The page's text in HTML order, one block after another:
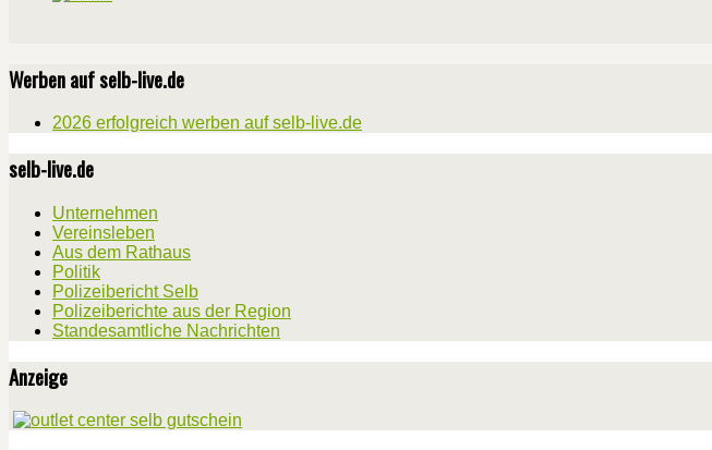
Werben auf selb-live.de
2026 erfolgreich werben auf selb-live.de
selb-live.de
Unternehmen
Vereinsleben
Aus dem Rathaus
Politik
Polizeibericht Selb
Polizeiberichte aus der Region
Standesamtliche Nachrichten
Anzeige